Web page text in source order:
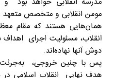
مومن انقلابی و متخصص متعهد
همان‌هایی هستند که مقام
انقلاب، مسئولیت اجرای اهداف
دوش آنها نهاده‌اند.
پس با چنین خروجی،